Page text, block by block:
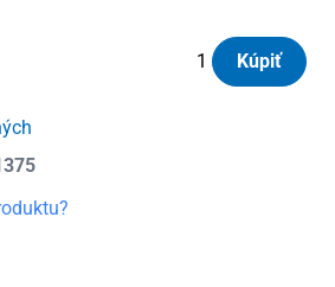
Kúpiť